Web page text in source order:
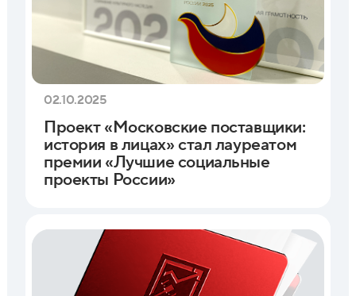
02.10.2025
Проект «Московские поставщики:
история в лицах» стал лауреатом
премии «Лучшие социальные
проекты России»